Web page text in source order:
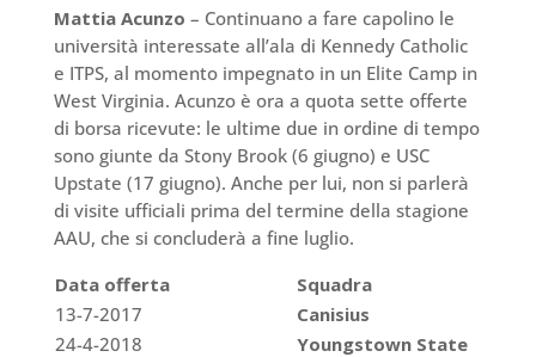
Mattia Acunzo – Continuano a fare capolino le
università interessate all’ala di Kennedy Catholic
e ITPS, al momento impegnato in un Elite Camp in
West Virginia. Acunzo è ora a quota sette offerte
di borsa ricevute: le ultime due in ordine di tempo
sono giunte da Stony Brook (6 giugno) e USC
Upstate (17 giugno). Anche per lui, non si parlerà
di visite ufficiali prima del termine della stagione
AAU, che si concluderà a fine luglio.
Data offerta
Squadra
13-7-2017
Canisius
24-4-2018
Youngstown State